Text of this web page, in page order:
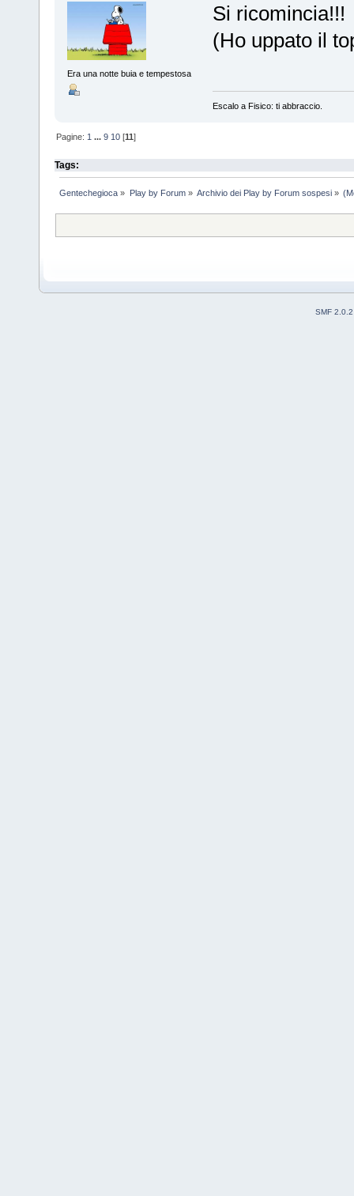
Era una notte buia e tempestosa
Si ricomincia!!!
(Ho uppato il
Escalo a Fisico: ti abbraccio.
Pagine: 1 ...9 10 [11]
Tags:
Gentechegioca » Play by Forum» Archivio dei Play by Forum sospesi»
SMF 2.0.2